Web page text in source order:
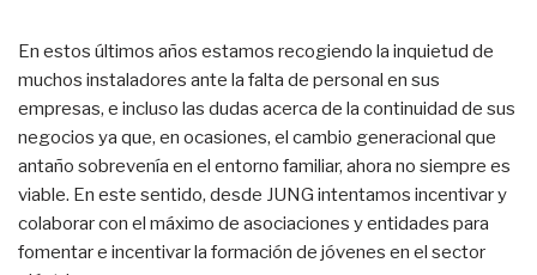
En estos últimos años estamos recogiendo la inquietud de
muchos instaladores ante la falta de personal en sus
empresas, e incluso las dudas acerca de la continuidad de sus
negocios ya que, en ocasiones, el cambio generacional que
antaño sobrevenía en el entorno familiar, ahora no siempre es
viable. En este sentido, desde JUNG intentamos incentivar y
colaborar con el máximo de asociaciones y entidades para
fomentar e incentivar la formación de jóvenes en el sector